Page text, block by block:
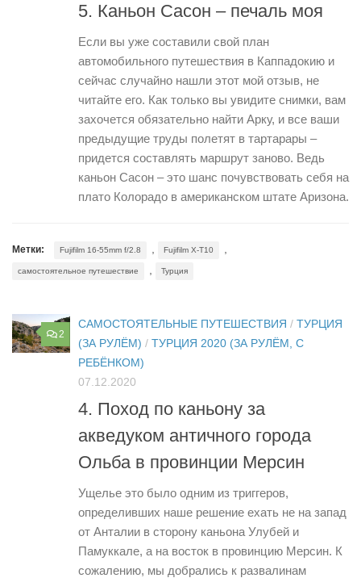
5. Каньон Сасон – печаль моя
Если вы уже составили свой план
автомобильного путешествия в Каппадокию и
сейчас случайно нашли этот мой отзыв, не
читайте его. Как только вы увидите снимки, вам
захочется обязательно найти Арку, и все ваши
предыдущие труды полетят в тартарары –
придется составлять маршрут заново. Ведь
каньон Сасон – это шанс почувствовать себя на
плато Колорадо в американском штате Аризона.
Метки: Fujifilm 16-55mm f/2.8 , Fujifilm X-T10 ,
самостоятельное путешествие , Турция
2
САМОСТОЯТЕЛЬНЫЕ ПУТЕШЕСТВИЯ / ТУРЦИЯ
(ЗА РУЛЁМ) / ТУРЦИЯ 2020 (ЗА РУЛЁМ, С
РЕБЁНКОМ)
07.12.2020
4. Поход по каньону за
акведуком античного города
Ольба в провинции Мерсин
Ущелье это было одним из триггеров,
определивших наше решение ехать не на запад
от Анталии в сторону каньона Улубей и
Памуккале, а на восток в провинцию Мерсин. К
сожалению, мы добрались к развалинам